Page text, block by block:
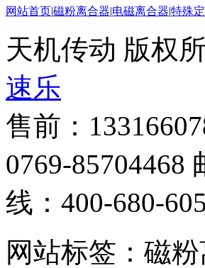
网站首页|磁粉离合器|电磁离合器|特殊定
天机传动 版权
速乐
售前：
0769-85704468
线：400-680-
网站标签：磁